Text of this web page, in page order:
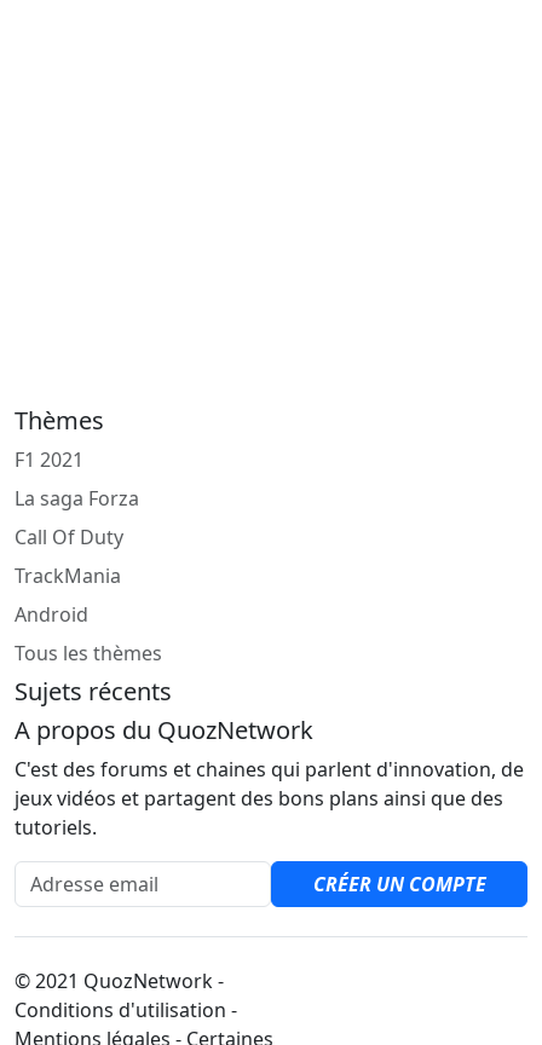
Thèmes
F1 2021
La saga Forza
Call Of Duty
TrackMania
Android
Tous les thèmes
Sujets récents
A propos du QuozNetwork
C'est des forums et chaines qui parlent d'innovation, de
jeux vidéos et partagent des bons plans ainsi que des
tutoriels.
Adresse email
CRÉER UN COMPTE
© 2021 QuozNetwork -
Conditions d'utilisation -
Mentions légales - Certaines